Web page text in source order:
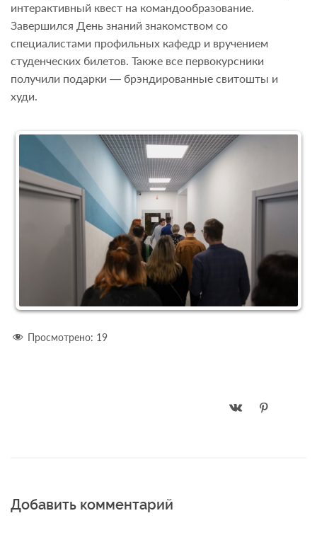
интерактивный квест на командообразование.
Завершился День знаний знакомством со
специалистами профильных кафедр и вручением
студенческих билетов. Также все первокурсники
получили подарки — брэндированные свитошты и
худи.
Просмотрено: 19
Добавить комментарий